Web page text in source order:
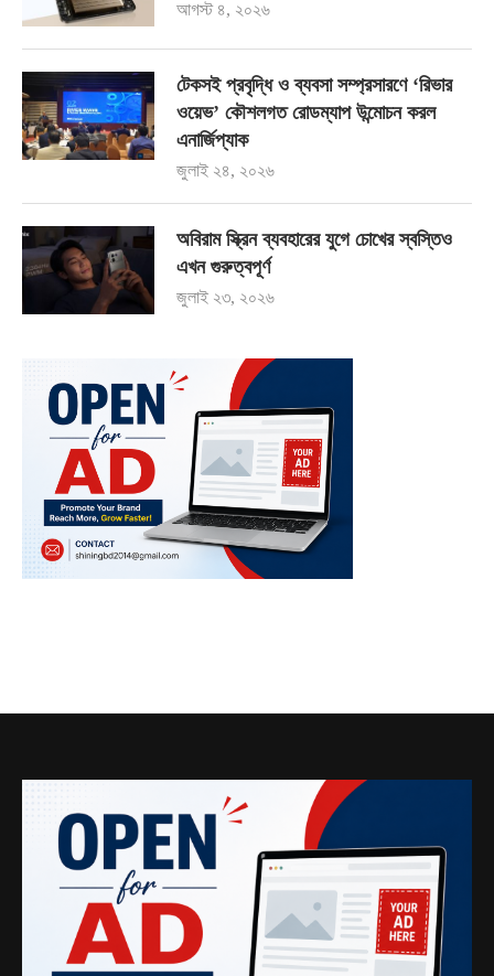
আগস্ট ৪, ২০২৬
টেকসই প্রবৃদ্ধি ও ব্যবসা সম্প্রসারণে ‘রিভার
ওয়েভ’ কৌশলগত রোডম্যাপ উন্মোচন করল
এনার্জিপ্যাক
জুলাই ২৪, ২০২৬
অবিরাম স্ক্রিন ব্যবহারের যুগে চোখের স্বস্তিও
এখন গুরুত্বপূর্ণ
জুলাই ২৩, ২০২৬